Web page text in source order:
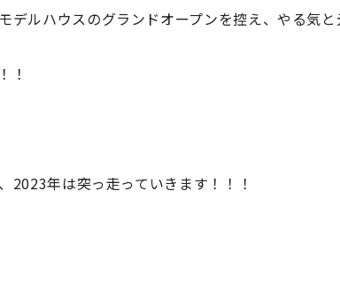
デルハウスのグランドオープンを控え、やる気
！
2023年は突っ走っていきます！！！